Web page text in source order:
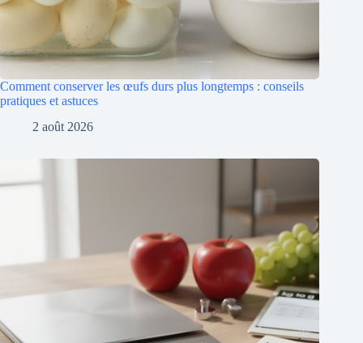
Comment conserver les œufs durs plus longtemps : conseils
pratiques et astuces
2 août 2026